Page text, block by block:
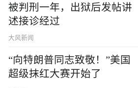
被判刑一年，出狱后发帖讲
述接诊经过
大风新闻
“向特朗普同志致敬！”美国
超级抹红大赛开始了